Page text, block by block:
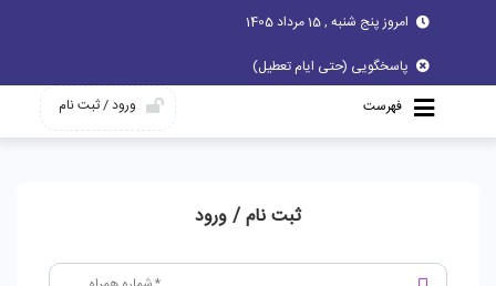
امروز پنج شنبه , 15 مرداد 1405
پاسخگویی (حتی ایام تعطیل)
فهرست
ورود / ثبت نام
ثبت نام / ورود